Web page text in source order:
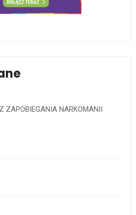
ZAPOBIEGANIA NARKOMANII